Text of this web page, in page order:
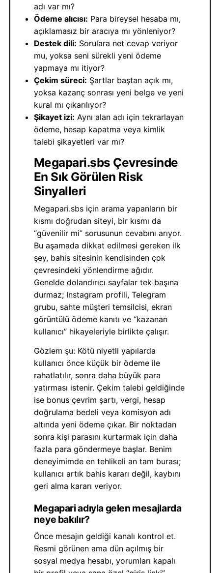
adı var mı?
Ödeme alıcısı: Para bireysel hesaba mı,
açıklamasız bir aracıya mı yönleniyor?
Destek dili: Sorulara net cevap veriyor
mu, yoksa seni sürekli yeni ödeme
yapmaya mı itiyor?
Çekim süreci: Şartlar baştan açık mı,
yoksa kazanç sonrası yeni belge ve yeni
kural mı çıkarılıyor?
Şikayet izi: Aynı alan adı için tekrarlayan
ödeme, hesap kapatma veya kimlik
talebi şikayetleri var mı?
Megapari.sbs Çevresinde
En Sık Görülen Risk
Sinyalleri
Megapari.sbs için arama yapanların bir
kısmı doğrudan siteyi, bir kısmı da
“güvenilir mi” sorusunun cevabını arıyor.
Bu aşamada dikkat edilmesi gereken ilk
şey, bahis sitesinin kendisinden çok
çevresindeki yönlendirme ağıdır.
Genelde dolandırıcı sayfalar tek başına
durmaz; Instagram profili, Telegram
grubu, sahte müşteri temsilcisi, ekran
görüntülü ödeme kanıtı ve “kazanan
kullanıcı” hikayeleriyle birlikte çalışır.
Gözlem şu: Kötü niyetli yapılarda
kullanıcı önce küçük bir ödeme ile
rahatlatılır, sonra daha büyük para
yatırması istenir. Çekim talebi geldiğinde
ise bonus çevrim şartı, vergi, hesap
doğrulama bedeli veya komisyon adı
altında yeni ödeme çıkar. Bir noktadan
sonra kişi parasını kurtarmak için daha
fazla para göndermeye başlar. Benim
deneyimimde en tehlikeli an tam burası;
kullanıcı artık bahis kararı değil, kaybını
geri alma kararı veriyor.
Megapari adıyla gelen mesajlarda
neye bakılır?
Önce mesajın geldiği kanalı kontrol et.
Resmi görünen ama dün açılmış bir
sosyal medya hesabı, yorumları kapalı